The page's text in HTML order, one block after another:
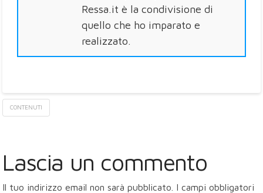
Ressa.it è la condivisione di
quello che ho imparato e
realizzato.
CONTENUTI
Lascia un commento
Il tuo indirizzo email non sarà pubblicato. I campi obbligatori